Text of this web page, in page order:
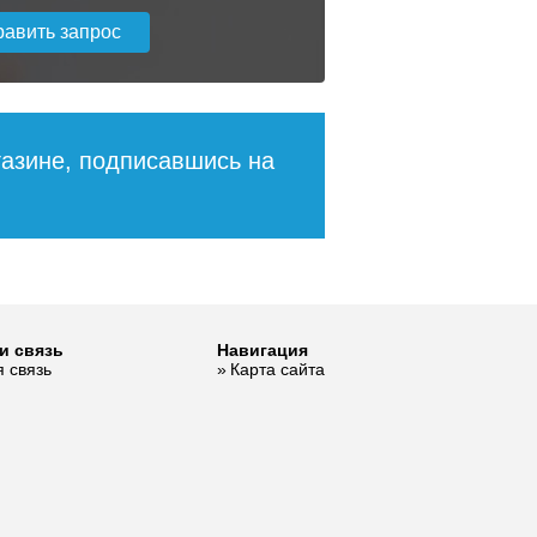
609
Подробнее
1
подписавшись на
связь
связь
Навигация
Карта сайта